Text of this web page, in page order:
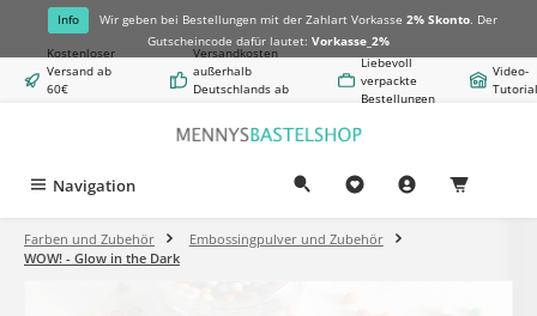
springen
Info Wir geben bei Bestellungen mit der Zahlart Vorkasse 2% Skonto. Der
Gutscheincode dafür lautet: Vorkasse_2%
Kostenloser
Versand ab
60€
Versandkosten
außerhalb
Deutschlands ab
Liebevoll
verpackte
Bestellungen
Video-
Navigation
Farben und Zubehör
Embossingpulver und Zubehör
WOW! - Glow in the Dark